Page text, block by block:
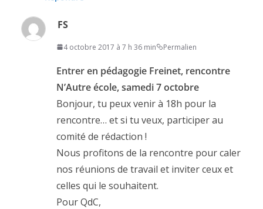
FS
4 octobre 2017 à 7 h 36 min Permalien
Entrer en pédagogie Freinet, rencontre
N’Autre école, samedi 7 octobre
Bonjour, tu peux venir à 18h pour la
rencontre… et si tu veux, participer au
comité de rédaction !
Nous profitons de la rencontre pour caler
nos réunions de travail et inviter ceux et
celles qui le souhaitent.
Pour QdC,